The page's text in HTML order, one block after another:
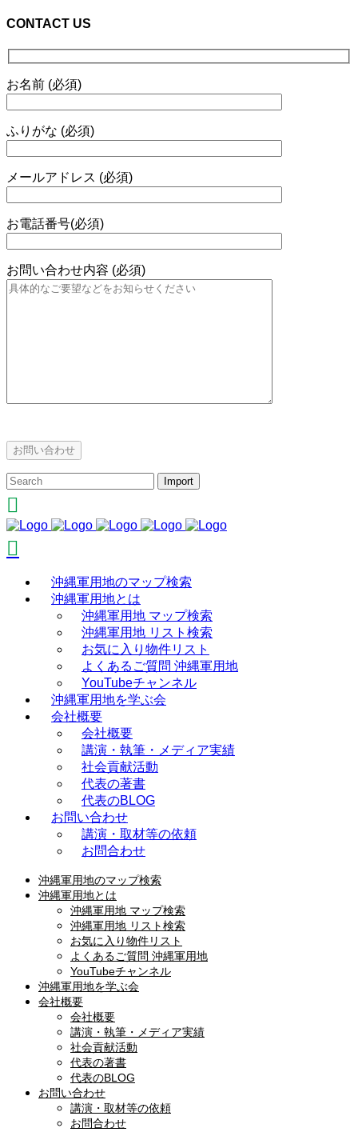
CONTACT US
お名前 (必須)
ふりがな (必須)
メールアドレス (必須)
お電話番号(必須)
お問い合わせ内容 (必須)
沖縄軍用地のマップ検索
沖縄軍用地とは
沖縄軍用地 マップ検索
沖縄軍用地 リスト検索
お気に入り物件リスト
よくあるご質問 沖縄軍用地
YouTubeチャンネル
沖縄軍用地を学ぶ会
会社概要
会社概要
講演・執筆・メディア実績
社会貢献活動
代表の著書
代表のBLOG
お問い合わせ
講演・取材等の依頼
お問合わせ
沖縄軍用地のマップ検索
沖縄軍用地とは
沖縄軍用地 マップ検索
沖縄軍用地 リスト検索
お気に入り物件リスト
よくあるご質問 沖縄軍用地
YouTubeチャンネル
沖縄軍用地を学ぶ会
会社概要
会社概要
講演・執筆・メディア実績
社会貢献活動
代表の著書
代表のBLOG
お問い合わせ
講演・取材等の依頼
お問合わせ